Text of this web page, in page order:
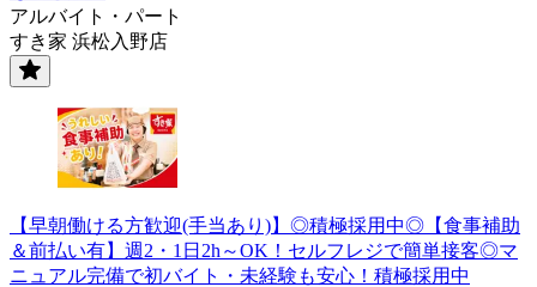
アルバイト・パート
すき家 浜松入野店
【早朝働ける方歓迎(手当あり)】◎積極採用中◎【食事補助
＆前払い有】週2・1日2h～OK！セルフレジで簡単接客◎マ
ニュアル完備で初バイト・未経験も安心！積極採用中